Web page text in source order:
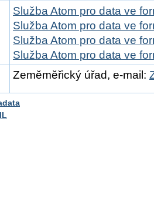
Služba Atom pro data ve
Služba Atom pro data ve
Služba Atom pro data ve
Služba Atom pro data ve
Zeměměřický úřad, e-mail: